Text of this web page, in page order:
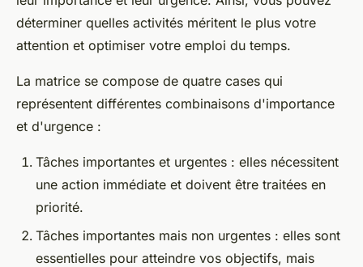
déterminer quelles activités méritent le plus votre
attention et optimiser votre emploi du temps.
La matrice se compose de quatre cases qui
représentent différentes combinaisons d'importance
et d'urgence :
Tâches importantes et urgentes : elles nécessitent
une action immédiate et doivent être traitées en
priorité.
Tâches importantes mais non urgentes : elles sont
essentielles pour atteindre vos objectifs, mais